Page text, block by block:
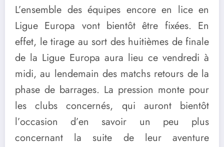
L’ensemble des équipes encore en lice en
Ligue Europa vont bientôt être fixées. En
effet, le tirage au sort des huitièmes de finale
de la Ligue Europa aura lieu ce vendredi à
midi, au lendemain des matchs retours de la
phase de barrages. La pression monte pour
les clubs concernés, qui auront bientôt
l’occasion d’en savoir un peu plus
concernant la suite de leur aventure